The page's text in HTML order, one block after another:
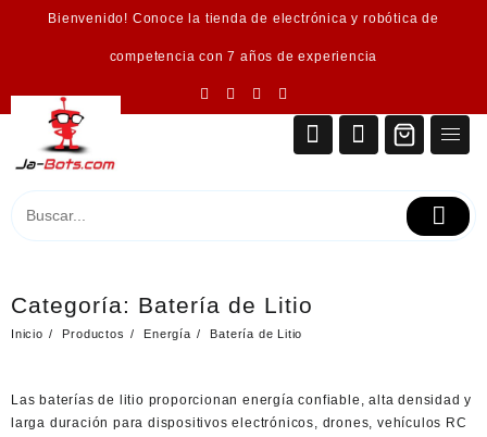
Bienvenido! Conoce la tienda de electrónica y robótica de
competencia con 7 años de experiencia
Categoría: Batería de Litio
Inicio Productos Energía Batería de Litio
Las baterías de litio proporcionan energía confiable, alta densidad y
larga duración para dispositivos electrónicos, drones, vehículos RC